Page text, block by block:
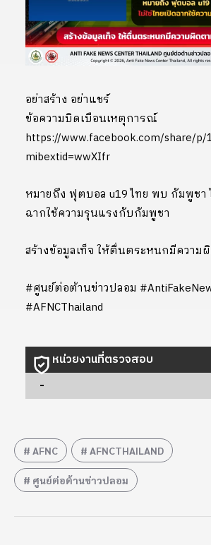
อย่าสร้าง อย่าแชร์
ข้อความบิดเบือนเหตุการณ์
https://www.facebook.com/share/p/
mibextid=wwXIfr
หมายถึง ฟุตบอล u19 ไทย พบ กัมพูชา
ฉากใช้ความรุนแรงกับกัมพูชา
สร้างข้อมูลเท็จ ให้ตื่นตระหนกมีความ
#ศูนย์ต่อต้านข่าวปลอม
#AFNCThailand
หน่วยงานที่ตรวจสอบ
-
AFNC AFNCTHAILAND
ศูนย์ต่อต้านข่าวปลอม